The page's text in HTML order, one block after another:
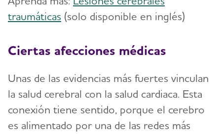
traumáticas (solo disponible en inglés)
Ciertas afecciones médicas
Unas de las evidencias más fuertes vinculan
la salud cerebral con la salud cardiaca. Esta
conexión tiene sentido, porque el cerebro
es alimentado por una de las redes más